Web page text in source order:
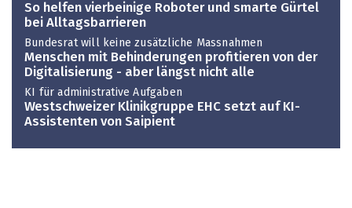
So helfen vierbeinige Roboter und smarte Gürtel
bei Alltagsbarrieren
Bundesrat will keine zusätzliche Massnahmen
Menschen mit Behinderungen profitieren von der
Digitalisierung - aber längst nicht alle
KI für administrative Aufgaben
Westschweizer Klinikgruppe EHC setzt auf KI-
Assistenten von Saipient